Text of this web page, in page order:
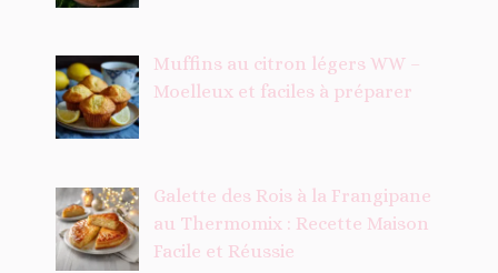
Muffins au citron légers WW –
Moelleux et faciles à préparer
Galette des Rois à la Frangipane
au Thermomix : Recette Maison
Facile et Réussie